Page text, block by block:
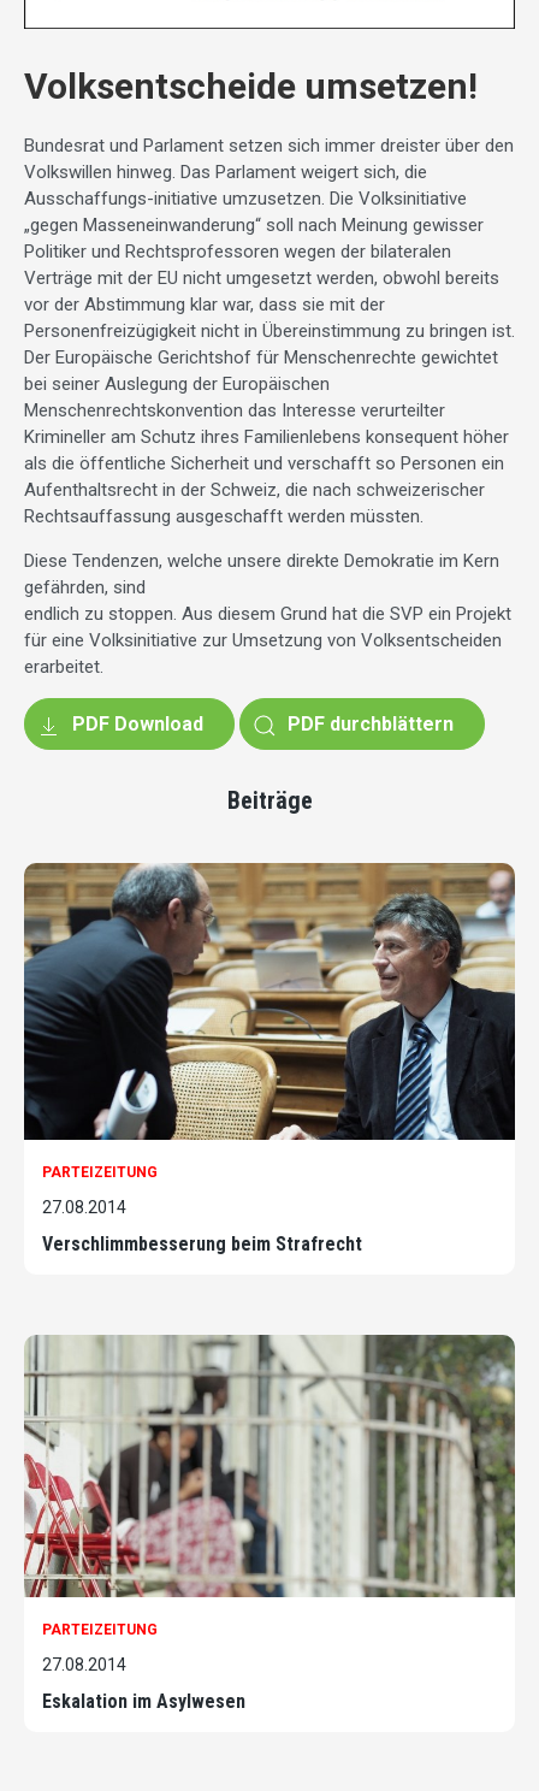
Volksentscheide umsetzen!
Bundesrat und Parlament setzen sich immer dreister über den
Volkswillen hinweg. Das Parlament weigert sich, die
Ausschaffungs-initiative umzusetzen. Die Volksinitiative
„gegen Masseneinwanderung“ soll nach Meinung gewisser
Politiker und Rechtsprofessoren wegen der bilateralen
Verträge mit der EU nicht umgesetzt werden, obwohl bereits
vor der Abstimmung klar war, dass sie mit der
Personenfreizügigkeit nicht in Übereinstimmung zu bringen ist.
Der Europäische Gerichtshof für Menschenrechte gewichtet
bei seiner Auslegung der Europäischen
Menschenrechtskonvention das Interesse verurteilter
Krimineller am Schutz ihres Familienlebens konsequent höher
als die öffentliche Sicherheit und verschafft so Personen ein
Aufenthaltsrecht in der Schweiz, die nach schweizerischer
Rechtsauffassung ausgeschafft werden müssten.
Diese Tendenzen, welche unsere direkte Demokratie im Kern
gefährden, sind
endlich zu stoppen. Aus diesem Grund hat die SVP ein Projekt
für eine Volksinitiative zur Umsetzung von Volksentscheiden
erarbeitet.
PDF Download PDF durchblättern
Beiträge
PARTEIZEITUNG
27.08.2014
Verschlimmbesserung beim Strafrecht
PARTEIZEITUNG
27.08.2014
Eskalation im Asylwesen